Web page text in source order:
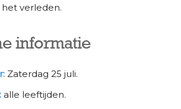
verleden.
informatie
Zaterdag 25 juli.
alle leeftijden.